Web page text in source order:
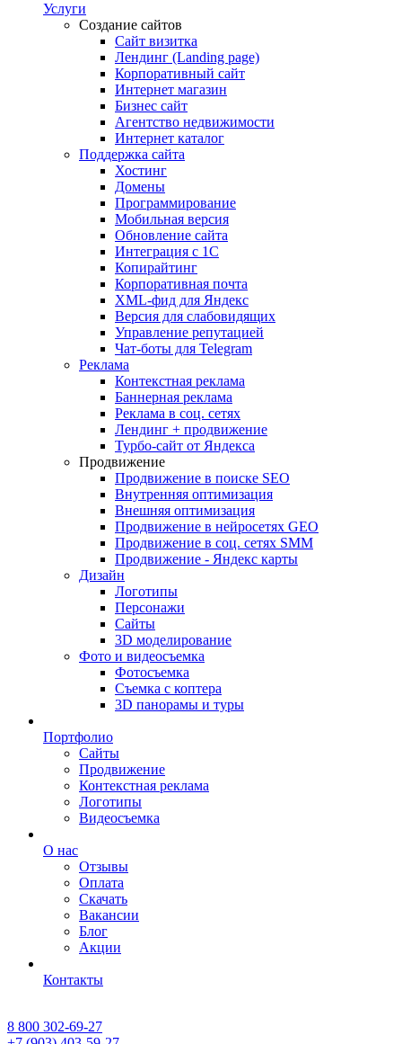
Услуги
Создание сайтов
Сайт визитка
Лендинг (Landing page)
Корпоративный сайт
Интернет магазин
Бизнес сайт
Агентство недвижимости
Интернет каталог
Поддержка сайта
Хостинг
Домены
Программирование
Мобильная версия
Обновление сайта
Интеграция с 1С
Копирайтинг
Корпоративная почта
XML-фид для Яндекс
Версия для слабовидящих
Управление репутацией
Чат-боты для Telegram
Реклама
Контекстная реклама
Баннерная реклама
Реклама в соц. сетях
Лендинг + продвижение
Турбо-сайт от Яндекса
Продвижение
Продвижение в поиске SEO
Внутренняя оптимизация
Внешняя оптимизация
Продвижение в нейросетях GEO
Продвижение в соц. сетях SMM
Продвижение - Яндекс карты
Дизайн
Логотипы
Персонажи
Сайты
3D моделирование
Фото и видеосъемка
Фотосъемка
Съемка с коптера
3D панорамы и туры
Портфолио
Сайты
Продвижение
Контекстная реклама
Логотипы
Видеосъемка
О нас
Отзывы
Оплата
Скачать
Вакансии
Блог
Акции
Контакты
8 800 302-69-27